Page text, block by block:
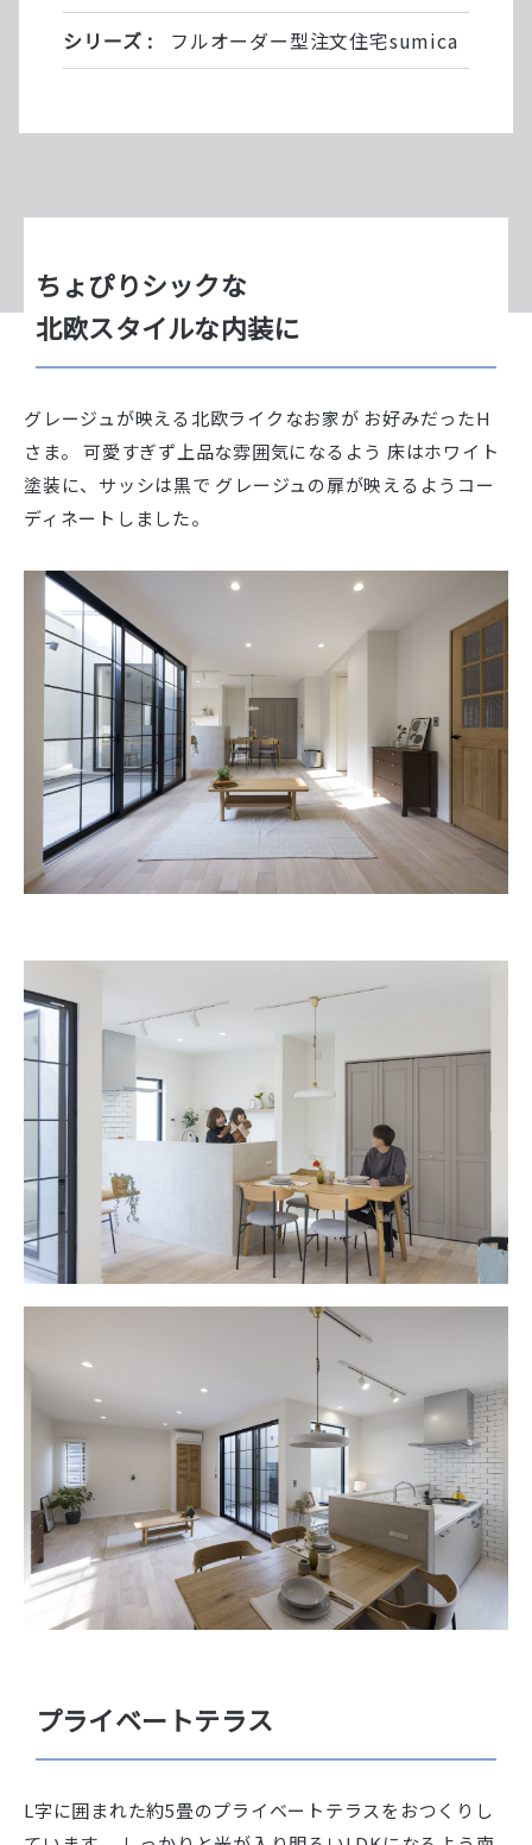
シリーズ :
フルオーダー型注文住宅sumica
ちょぴりシックな
北欧スタイルな内装に
グレージュが映える北欧ライクなお家が お好みだったH
さま。 可愛すぎず上品な雰囲気になるよう 床はホワイト
塗装に、サッシは黒で グレージュの扉が映えるようコー
ディネートしました。
プライベートテラス
L字に囲まれた約5畳のプライベートテラスをおつくりし